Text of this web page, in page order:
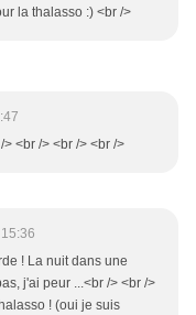
la thalasso :) <br />
<br /> <br /> <br />
! La nuit dans une
j'ai peur ...<br /> <br />
! (oui je suis